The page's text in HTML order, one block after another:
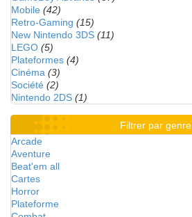
Mobile (42)
Retro-Gaming (15)
New Nintendo 3DS (11)
LEGO (5)
Plateformes (4)
Cinéma (3)
Société (2)
Nintendo 2DS (1)
Filtrer par genre
Arcade
Aventure
Beat'em all
Cartes
Horror
Plateforme